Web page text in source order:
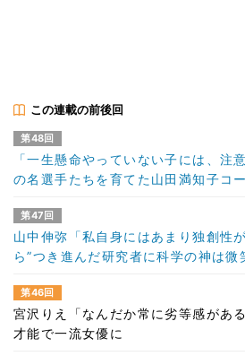
この連載の前後回
第48回
「一生懸命やっていない子には、注
の名選手たちを育てた山田満知子コ
第47回
山中伸弥「私自身にはあまり独創性
ら”つき進んだ研究者に科学の神は微
第46回
宮沢りえ「なんだか常に劣等感があ
才能で一流女優に